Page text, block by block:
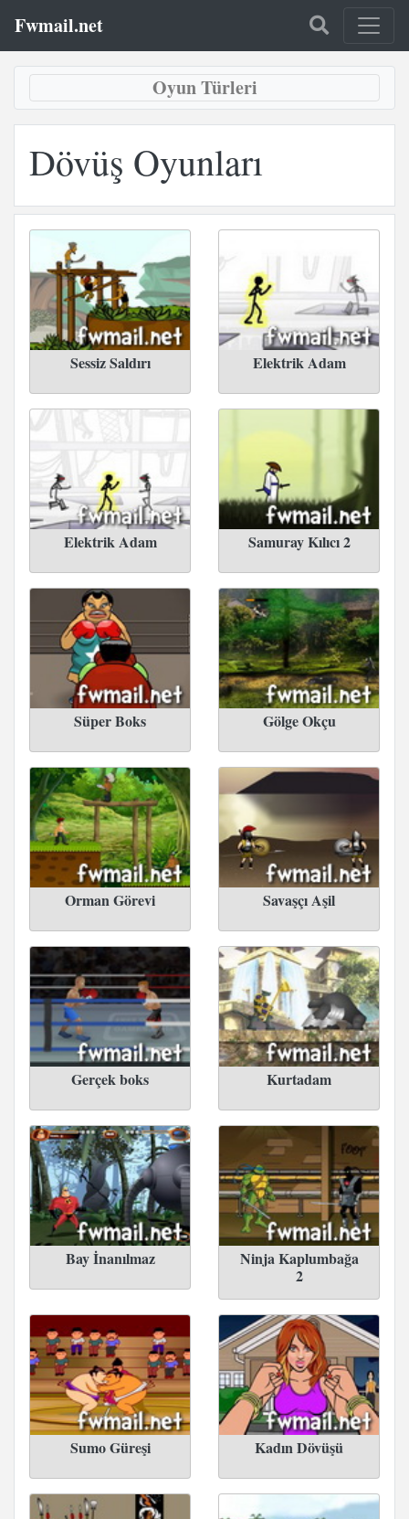
Fwmail.net
Oyun Türleri
Dövüş Oyunları
Sessiz Saldırı Elektrik Adam
Elektrik Adam Samuray Kılıcı 2
Süper Boks Gölge Okçu
Orman Görevi Savaşçı Aşil
Gerçek boks Kurtadam
Bay İnanılmaz
Ninja Kaplumbağa
2
Sumo Güreşi Kadın Dövüşü